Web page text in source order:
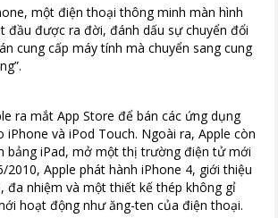
một điện thoại thông minh màn hình
đầu được ra đời, đánh dấu sự chuyển đổi
cung cấp máy tính mà chuyển sang cung
ra mắt App Store để bán các ứng dụng
iPhone và iPod Touch. Ngoài ra, Apple còn
bảng iPad, mở một thị trường điện tử mới
2010, Apple phát hành iPhone 4, giới thiệu
đa nhiệm và một thiết kế thép không gỉ
hoạt động như ăng-ten của điện thoại.